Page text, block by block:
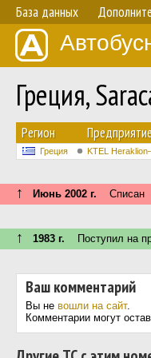
База данных
Греция,
Регион
Греция KTEL
↑ Июнь 2002 г. Списан
↑ 1983 г. Поступил на
Ваш комментарий
Вы не вошли на сайт.
Комментарии могут